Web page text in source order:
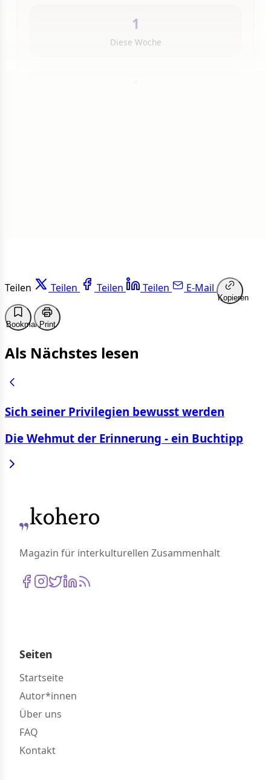
1
Diese Woche
Teilen Teilen Teilen Teilen E-Mail
Kopieren
BookmarkPrint
Als Nächstes lesen
Sich seiner Privilegien bewusst werden
Die Wehmut der Erinnerung - ein Buchtipp
Magazin für interkulturellen Zusammenhalt
Seiten
Startseite
Autor*innen
Über uns
FAQ
Kontakt